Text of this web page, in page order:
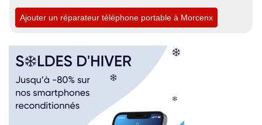
Ajouter un réparateur téléphone portable à Morcenx